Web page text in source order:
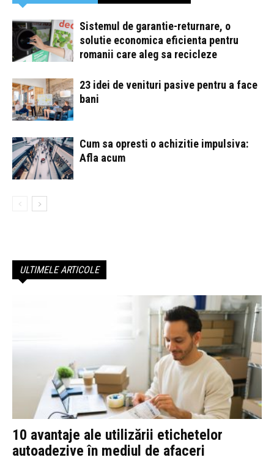
Sistemul de garantie-returnare, o
solutie economica eficienta pentru
romanii care aleg sa recicleze
23 idei de venituri pasive pentru a face
bani
Cum sa opresti o achizitie impulsiva:
Afla acum
ULTIMELE ARTICOLE
10 avantaje ale utilizării etichetelor
autoadezive în mediul de afaceri